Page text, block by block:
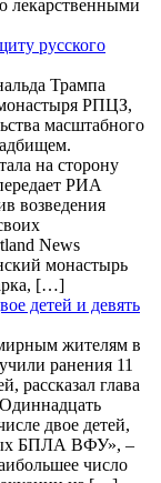
лекарственными
русского
Трампа
РПЦЗ,
масштабного
на сторону
РИА
возведения
News
монастырь
[…]
детей и девять
жителям в
ранения 11
рассказал глава
двое детей,
БПЛА ВФУ», –
число